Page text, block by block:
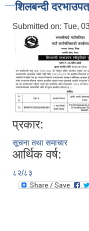
शिलबन्दी
Submitted on: Tue,
प्रकार:
सूचना तथा समाचार
आर्थिक वर्ष:
८२/८३